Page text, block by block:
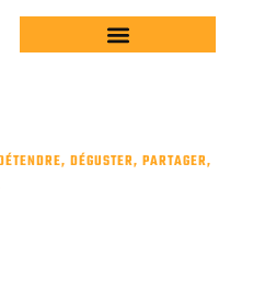
DÉGUSTER, PARTAGER,